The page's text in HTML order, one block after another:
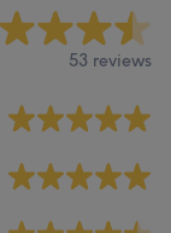
53 reviews